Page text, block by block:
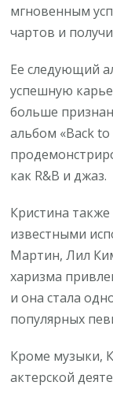
мгновенным
чартов и
Ее следующий
успешную
больше
альбом «Back
как R&B и джаз.
Кристина
известными
Мартин, Лил
харизма
и она стала
популярных
Кроме музыки,
актерской